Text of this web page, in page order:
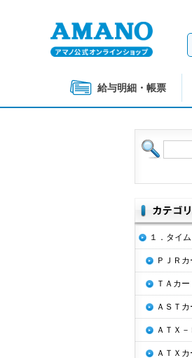
給与明細・帳票
１．タイ
ＰＪＲカ
ＴＡカー
ＡＳＴカ
ＡＴＸ
ＡＴＸカ